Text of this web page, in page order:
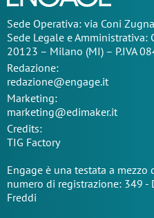
Sede Operativa: via Coni
Sede Legale e Amministrativa:
20123 – Milano (MI) – P.IVA
Redazione:
redazione@engage.it
Marketing:
marketing@edimaker.it
Credits:
TIG Factory
Engage è una testata a
numero di registrazione: 349 -
Freddi